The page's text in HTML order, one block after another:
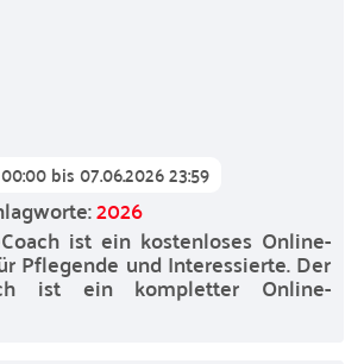
bis07.06.2026 23:59
2026
ist ein kostenloses Online-
Pflegende und Interessierte. Der
ist ein kompletter Online-